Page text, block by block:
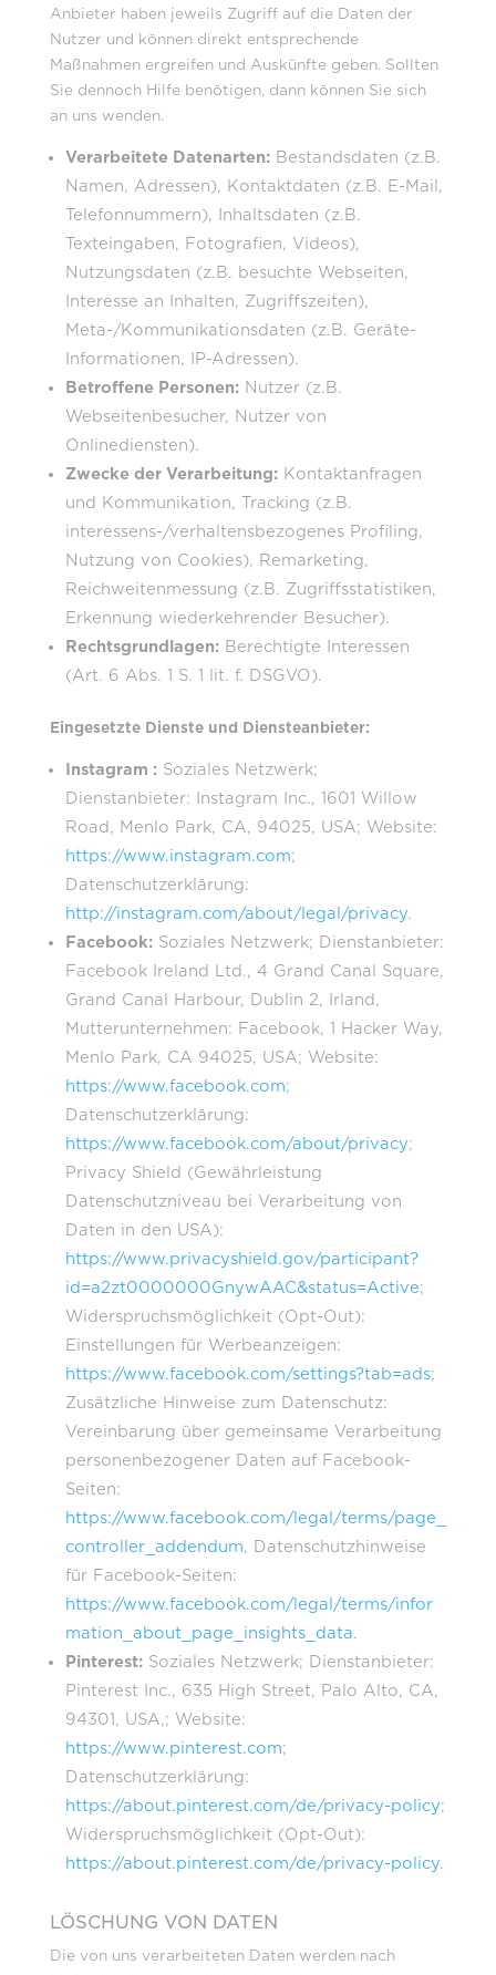
Anbieter haben jeweils Zugriff auf die Daten der
Nutzer und können direkt entsprechende
Maßnahmen ergreifen und Auskünfte geben. Sollten
Sie dennoch Hilfe benötigen, dann können Sie sich
an uns wenden.
Verarbeitete Datenarten:Bestandsdaten (z.B.
Namen, Adressen), Kontaktdaten (z.B. E-Mail,
Telefonnummern), Inhaltsdaten (z.B.
Texteingaben, Fotografien, Videos),
Nutzungsdaten (z.B. besuchte Webseiten,
Interesse an Inhalten, Zugriffszeiten),
Meta-/Kommunikationsdaten (z.B. Geräte-
Informationen, IP-Adressen).
Betroffene Personen:Nutzer (z.B.
Webseitenbesucher, Nutzer von
Onlinediensten).
Zwecke der Verarbeitung:Kontaktanfragen
und Kommunikation, Tracking (z.B.
interessens-/verhaltensbezogenes Profiling,
Nutzung von Cookies), Remarketing,
Reichweitenmessung (z.B. Zugriffsstatistiken,
Erkennung wiederkehrender Besucher).
Rechtsgrundlagen:Berechtigte Interessen
(Art. 6 Abs. 1 S. 1 lit. f. DSGVO).
Eingesetzte Dienste und Diensteanbieter:
Instagram :Soziales Netzwerk;
Dienstanbieter: Instagram Inc., 1601 Willow
Road, Menlo Park, CA, 94025, USA; Website:
https://www.instagram.com;
Datenschutzerklärung:
http://instagram.com/about/legal/privacy.
Facebook:Soziales Netzwerk; Dienstanbieter:
Facebook Ireland Ltd., 4 Grand Canal Square,
Grand Canal Harbour, Dublin 2, Irland,
Mutterunternehmen: Facebook, 1 Hacker Way,
Menlo Park, CA 94025, USA; Website:
https://www.facebook.com;
Datenschutzerklärung:
https://www.facebook.com/about/privacy;
Privacy Shield (Gewährleistung
Datenschutzniveau bei Verarbeitung von
Daten in den USA):
https://www.privacyshield.gov/participant?
id=a2zt0000000GnywAAC&status=Active;
Widerspruchsmöglichkeit (Opt-Out):
Einstellungen für Werbeanzeigen:
https://www.facebook.com/settings?tab=ads;
Zusätzliche Hinweise zum Datenschutz:
Vereinbarung über gemeinsame Verarbeitung
personenbezogener Daten auf Facebook-
Seiten:
https://www.facebook.com/legal/terms/page_
controller_addendum, Datenschutzhinweise
für Facebook-Seiten:
https://www.facebook.com/legal/terms/infor
mation_about_page_insights_data.
Pinterest:Soziales Netzwerk; Dienstanbieter:
Pinterest Inc., 635 High Street, Palo Alto, CA,
94301, USA,; Website:
https://www.pinterest.com;
Datenschutzerklärung:
https://about.pinterest.com/de/privacy-policy;
Widerspruchsmöglichkeit (Opt-Out):
https://about.pinterest.com/de/privacy-policy.
LÖSCHUNG VON DATEN
Die von uns verarbeiteten Daten werden nach